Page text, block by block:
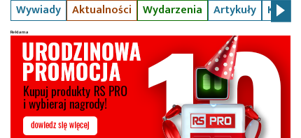
Wywiady Aktualności Wydarzenia Artykuły Kursy